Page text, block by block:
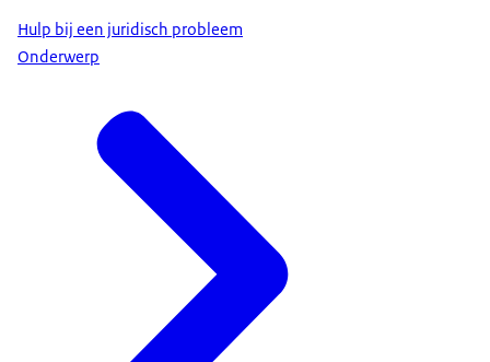
Hulp bij een juridisch probleem
Onderwerp